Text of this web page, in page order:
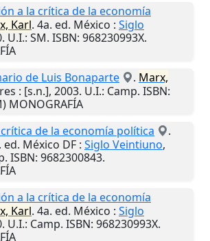
a la crítica de la economía
Karl. 4a. ed. México : Siglo
. U.I.: SM. ISBN: 968230993X.
de Luis Bonaparte
. Marx,
: [s.n.], 2003. U.I.: Camp. ISBN:
MONOGRAFÍA
de la economía política
.
ed. México DF : Siglo Veintiuno,
ISBN: 9682300843.
a la crítica de la economía
Karl. 4a. ed. México : Siglo
. U.I.: Camp. ISBN: 968230993X.